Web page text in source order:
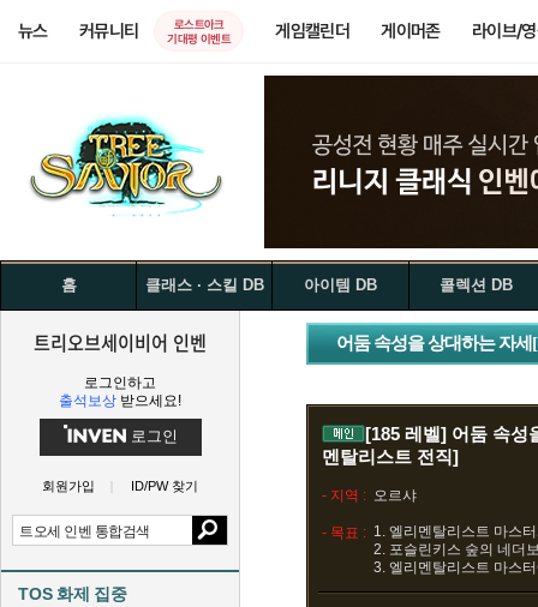
뉴스 커뮤니티
로스트아크
기대평 이벤트
게임캘린더 게이머존 라이브/
홈 클래스 · 스킬 DB 아이템 DB 콜렉션 DB
트리오브세이비어 인벤
로그인하고
출석보상 받으세요!
로그인
회원가입 ID/PW 찾기
TOS 화제 집중
어둠 속성을 상대하는 자
[185 레벨] 어둠 속성
멘탈리스트 전직]
- 지역 : 오르샤
- 목표 : 1. 엘리멘탈리스트 마스
2. 포슬린키스 숲의 네더
3. 엘리멘탈리스트 마스